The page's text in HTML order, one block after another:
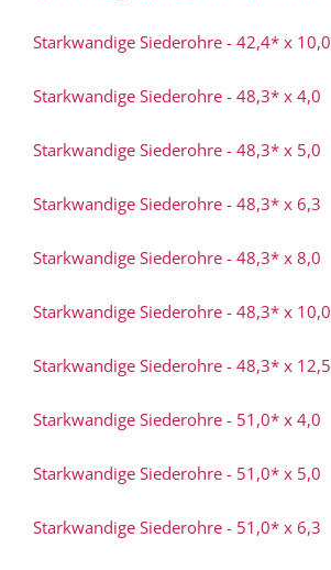
Starkwandige Siederohre - 42,4* x 10,0
Starkwandige Siederohre - 48,3* x 4,0
Starkwandige Siederohre - 48,3* x 5,0
Starkwandige Siederohre - 48,3* x 6,3
Starkwandige Siederohre - 48,3* x 8,0
Starkwandige Siederohre - 48,3* x 10,0
Starkwandige Siederohre - 48,3* x 12,5
Starkwandige Siederohre - 51,0* x 4,0
Starkwandige Siederohre - 51,0* x 5,0
Starkwandige Siederohre - 51,0* x 6,3